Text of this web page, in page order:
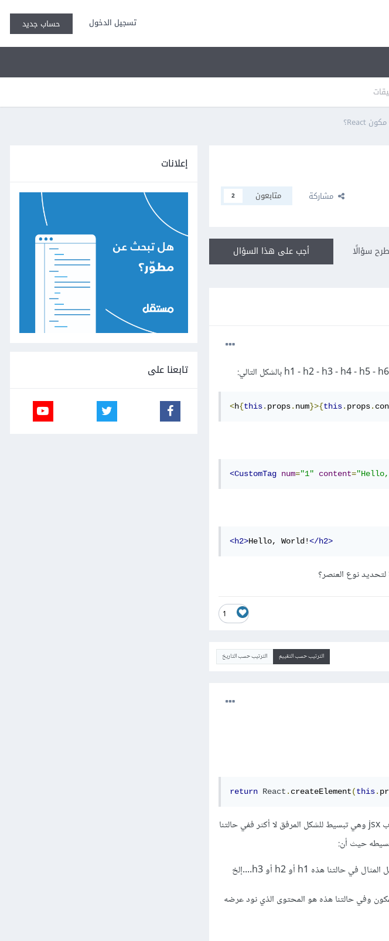
تسجيل الدخول حساب جديد
مشاركة متابعون 2
أجب على هذا السؤال سؤالًا
<h{this. props. num}>{this. props.
<CustomTag num="1" content=
<h2>Hello, World!</h2>
1
الترتيب حسب التقييم الترتيب حسب التاريخ
return React . createElement(this.
بكل بساطة الطريقة الأسهل التي نستخدمها لكتابة مكونات ريأكت تسمى ب jsx وهي تبسيط للشكل المرفق لا أكثر ففي حالتنا
بسيطه حيث أن:
إعلانات
تابعنا على